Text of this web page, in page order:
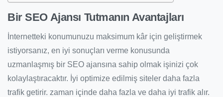
Bir SEO Ajansı Tutmanın Avantajları
İnternetteki konumunuzu maksimum kâr için geliştirmek
istiyorsanız, en iyi sonuçları verme konusunda
uzmanlaşmış bir SEO ajansına sahip olmak işinizi çok
kolaylaştıracaktır. İyi optimize edilmiş siteler daha fazla
trafik getirir. zaman içinde daha fazla ve daha iyi trafik alır.